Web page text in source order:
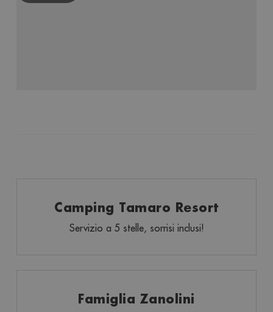
Camping Tamaro Resort
Servizio a 5 stelle, sorrisi inclusi!
Famiglia Zanolini